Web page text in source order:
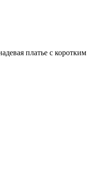
платье с коротким